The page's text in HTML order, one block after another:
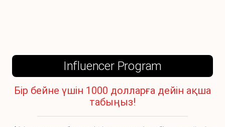
Influencer Program
Бір бейне үшін 1000 долларға дейін ақша
табыңыз!